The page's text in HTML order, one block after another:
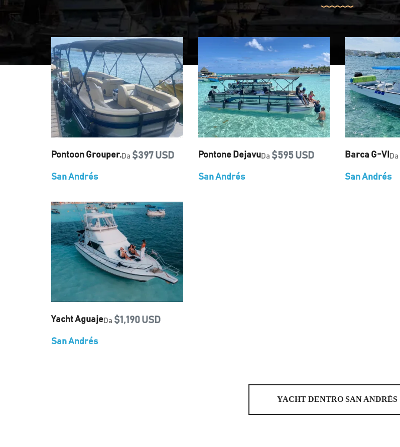
Pontoon Grouper.Da $397 USD
San Andrés
Pontone DejavuDa $595 USD
San Andrés
Barca G-VI Da
San Andrés
Yacht AguajeDa $1,190 USD
San Andrés
YACHT DENTRO SAN ANDRÉS